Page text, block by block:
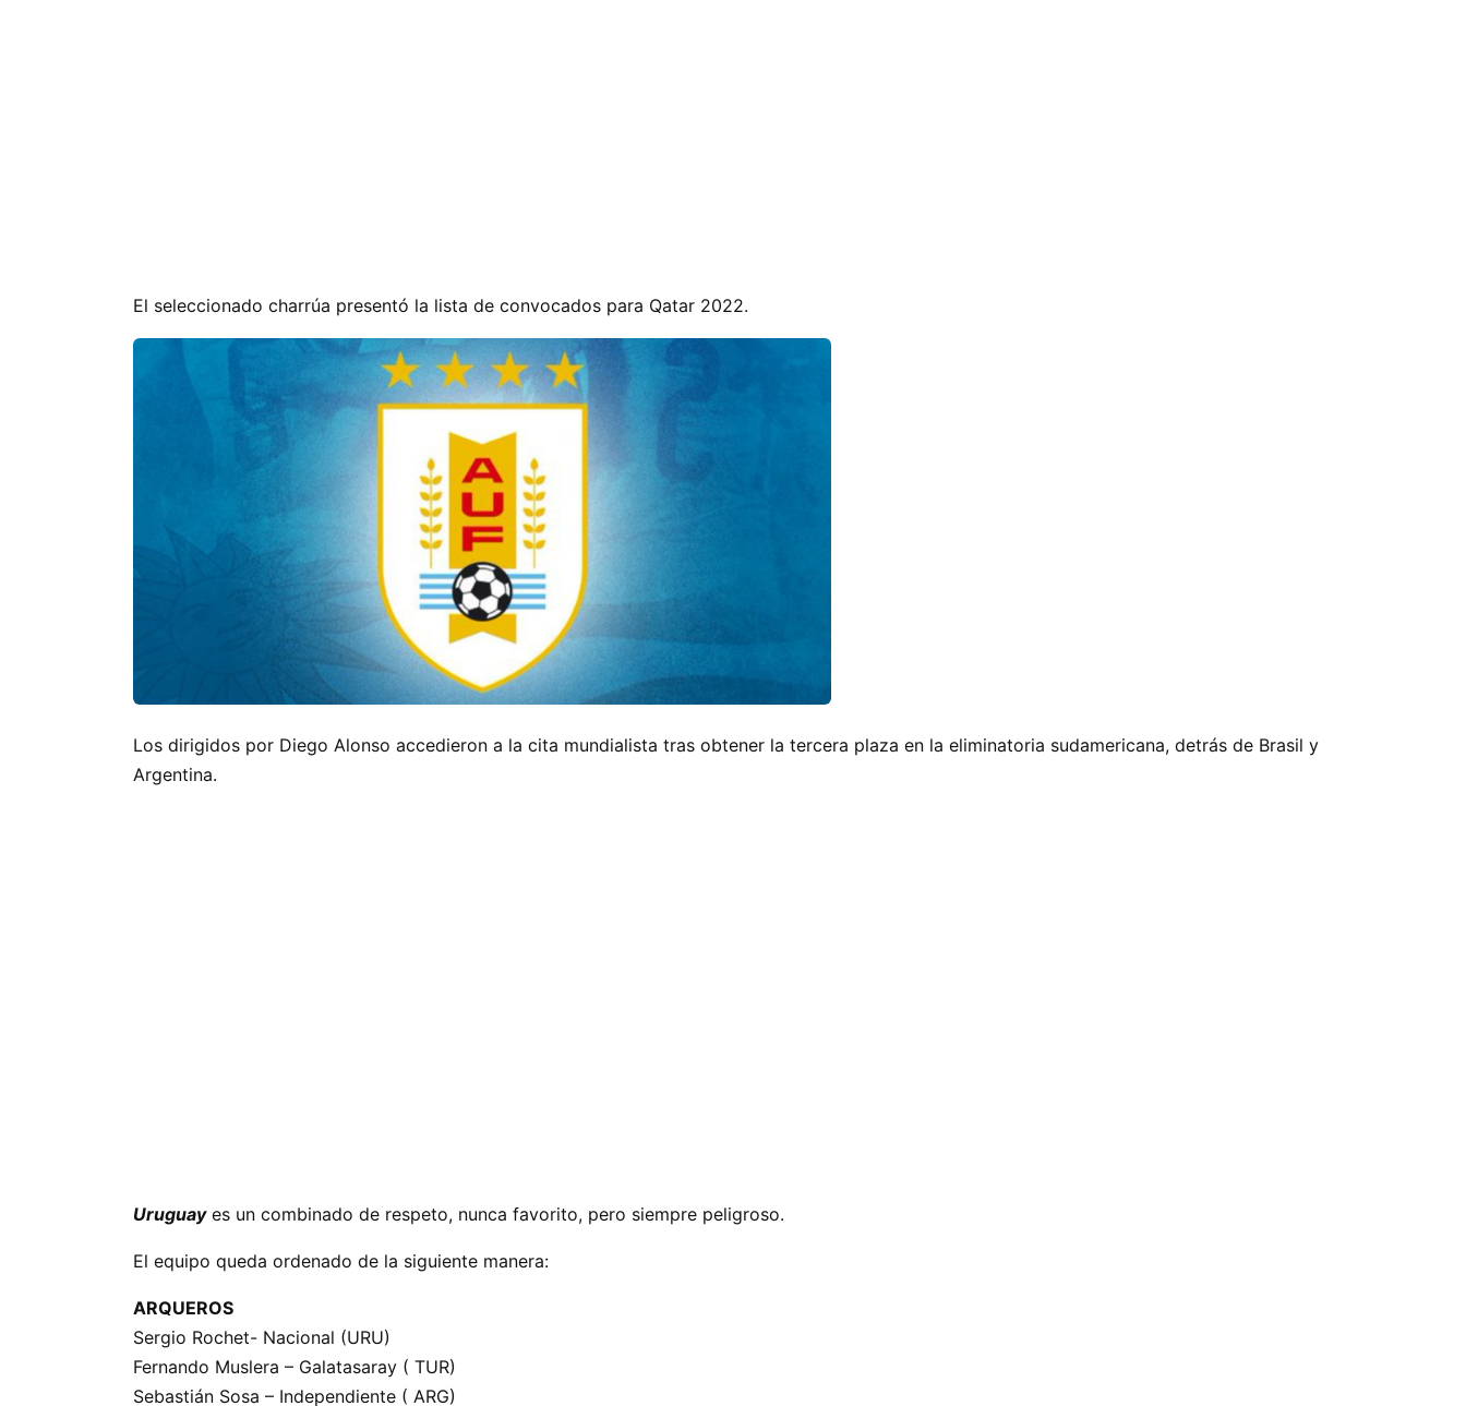
El seleccionado charrúa presentó la lista de convocados para Qatar 2022.
Los dirigidos por Diego Alonso accedieron a la cita mundialista tras obtener la tercera plaza en la eliminatoria sudamericana, detrás de Brasil y
Argentina.
Uruguayes un combinado de respeto, nunca favorito, pero siempre peligroso.
El equipo queda ordenado de la siguiente manera:
ARQUEROS
Sergio Rochet- Nacional (URU)
Fernando Muslera – Galatasaray ( TUR)
Sebastián Sosa – Independiente ( ARG)